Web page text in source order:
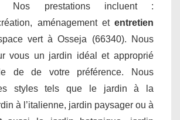
Nos prestations incluent :
aménagement et entretien
vert à Osseja (66340). Nous
vous un jardin idéal et approprié
de de votre préférence. Nous
styles tels que le jardin à la
à l’italienne, jardin paysager ou à